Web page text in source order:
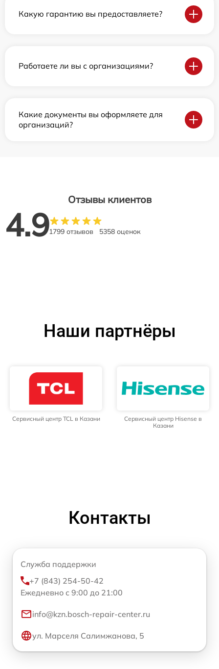
Какую гарантию вы предоставляете?
Работаете ли вы с организациями?
Какие документы вы оформляете для
организаций?
Отзывы клиентов
4.91799 отзывов 5358 оценок
Наши партнёры
Сервисный центр TCL в Казани
Сервисный центр Hisense в
Казани
Контакты
Служба поддержки
+7 (843) 254-50-42
Ежедневно с 9:00 до 21:00
info@kzn.bosch-repair-center.ru
ул. Марселя Салимжанова, 5